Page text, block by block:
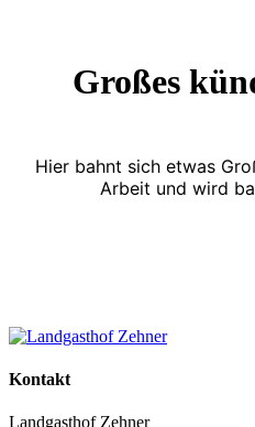
Großes
Hier bahnt sich etwas
Arbeit und wird
Kontakt
Landgasthof Zehner